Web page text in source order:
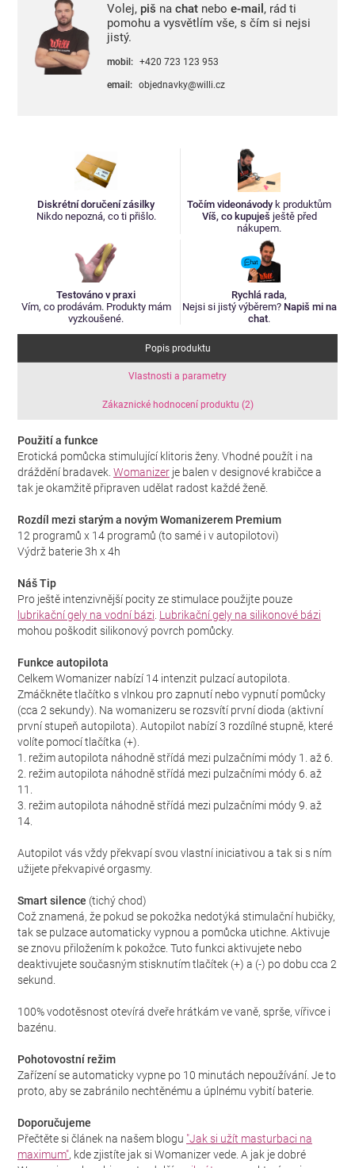
Volej, piš na chatnebo e-mail , rád ti
pomohu a vysvětlím vše, s čím si nejsi
jistý.
mobil: +420 723 123 953
email: objednavky@willi.cz
Diskrétní doručení zásilky
Nikdo nepozná, co ti přišlo.
Točím videonávody k produktům
Víš, co kupuješ ještě před
nákupem.
Testováno v praxi
Vím, co prodávám. Produkty mám
vyzkoušené.
Rychlá rada,
Nejsi si jistý výběrem? Napiš mi na
chat.
Popis produktu
Vlastnosti a parametry
Zákaznické hodnocení produktu (2)
Použití a funkce
Erotická pomůcka stimulující klitoris ženy. Vhodné použít i na
dráždění bradavek. Womanizer je balen v designové krabičce a
tak je okamžitě připraven udělat radost každé ženě.
Rozdíl mezi starým a novým Womanizerem Premium
12 programů x 14 programů (to samé i v autopilotovi)
Výdrž baterie 3h x 4h
Náš Tip
Pro ještě intenzivnější pocity ze stimulace použijte pouze
lubrikační gely na vodní bázi. Lubrikační gely na silikonové bázi
mohou poškodit silikonový povrch pomůcky.
Funkce autopilota
Celkem Womanizer nabízí 14 intenzit pulzací autopilota.
Zmáčkněte tlačítko s vlnkou pro zapnutí nebo vypnutí pomůcky
(cca 2 sekundy). Na womanizeru se rozsvítí první dioda (aktivní
první stupeň autopilota). Autopilot nabízí 3 rozdílné stupně, které
volíte pomocí tlačítka (+).
1. režim autopilota náhodně střídá mezi pulzačními módy 1. až 6.
2. režim autopilota náhodně střídá mezi pulzačními módy 6. až
11.
3. režim autopilota náhodně střídá mezi pulzačními módy 9. až
14.
Autopilot vás vždy překvapí svou vlastní iniciativou a tak si s ním
užijete překvapivé orgasmy.
Smart silence (tichý chod)
Což znamená, že pokud se pokožka nedotýká stimulační hubičky,
tak se pulzace automaticky vypnou a pomůcka utichne. Aktivuje
se znovu přiložením k pokožce. Tuto funkci aktivujete nebo
deaktivujete současným stisknutím tlačítek (+) a (-) po dobu cca 2
sekund.
100% vodotěsnost otevírá dveře hrátkám ve vaně, sprše, vířivce i
bazénu.
Pohotovostní režim
Zařízení se automaticky vypne po 10 minutách nepoužívání. Je to
proto, aby se zabránilo nechtěnému a úplnému vybití baterie.
Doporučujeme
Přečtěte si článek na našem blogu "Jak si užít masturbaci na
maximum", kde zjistíte jak si Womanizer vede. A jak je dobré